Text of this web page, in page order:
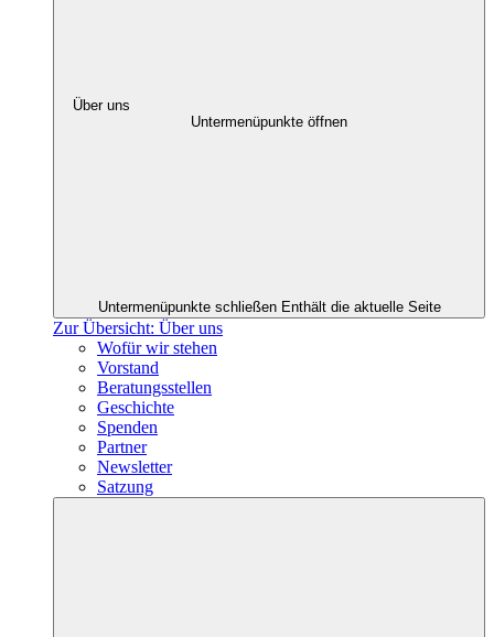
Über uns
Untermenüpunkte öffnen
Untermenüpunkte schließen Enthält die aktuelle Seite
Zur Übersicht: Über uns
Wofür wir stehen
Vorstand
Beratungsstellen
Geschichte
Spenden
Partner
Newsletter
Satzung